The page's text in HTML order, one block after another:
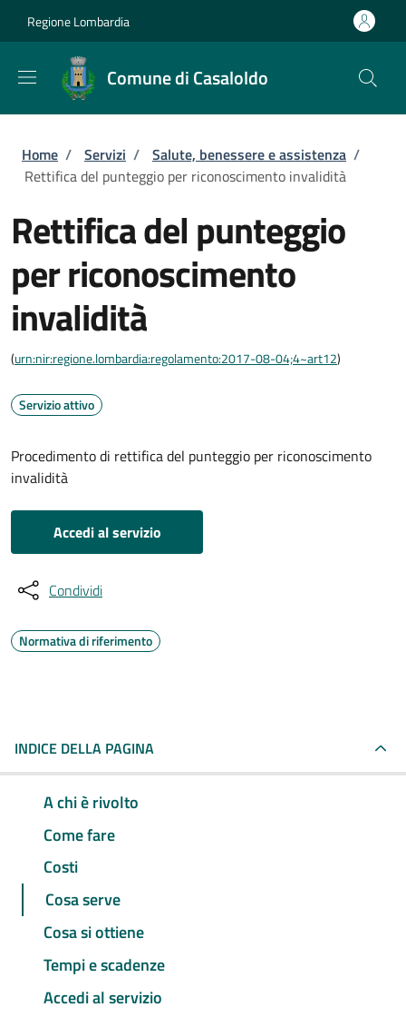
Regione Lombardia
Comune di Casaloldo
Briciole di pane
Home / Servizi / Salute, benessere e assistenza /
Rettifica del punteggio per riconoscimento invalidità
Rettifica del punteggio
per riconoscimento
invalidità
(urn:nir:regione.lombardia:regolamento:2017-08-04;4~art12)
Servizio attivo
Procedimento di rettifica del punteggio per riconoscimento
invalidità
Accedi al servizio
Condividi
Normativa di riferimento
INDICE DELLA PAGINA
A chi è rivolto
Come fare
Costi
Cosa serve
Cosa si ottiene
Tempi e scadenze
Accedi al servizio